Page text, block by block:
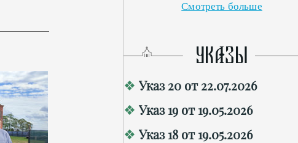
Смотреть больше
УКАЗЫ
Указ 20 от 22.07.2026
Указ 19 от 19.05.2026
Указ 18 от 19.05.2026